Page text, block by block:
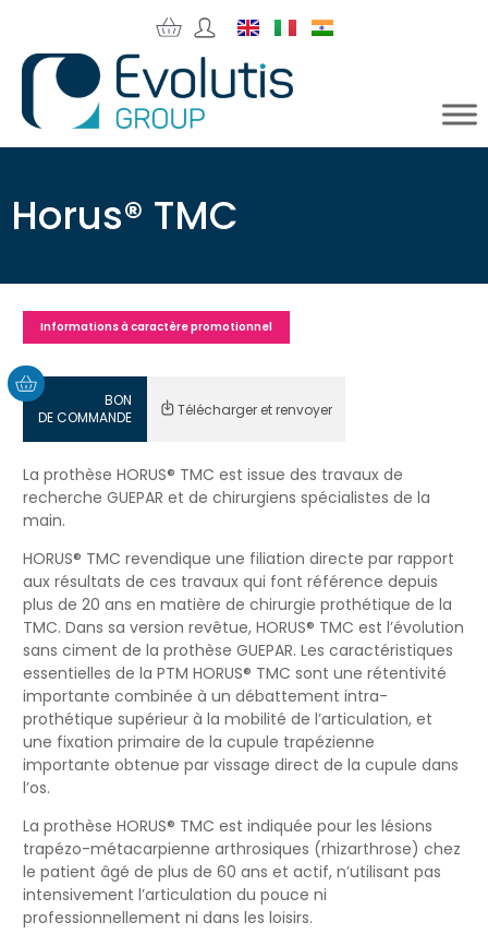
Horus® TMC
Informations à caractère promotionnel
BON
DE COMMANDE
Télécharger et renvoyer
La prothèse HORUS® TMC est issue des travaux de
recherche GUEPAR et de chirurgiens spécialistes de la
main.
HORUS® TMC revendique une filiation directe par rapport
aux résultats de ces travaux qui font référence depuis
plus de 20 ans en matière de chirurgie prothétique de la
TMC. Dans sa version revêtue, HORUS® TMC est l’évolution
sans ciment de la prothèse GUEPAR. Les caractéristiques
essentielles de la PTM HORUS® TMC sont une rétentivité
importante combinée à un débattement intra-
prothétique supérieur à la mobilité de l’articulation, et
une fixation primaire de la cupule trapézienne
importante obtenue par vissage direct de la cupule dans
l’os.
La prothèse HORUS® TMC est indiquée pour les lésions
trapézo-métacarpienne arthrosiques (rhizarthrose) chez
le patient âgé de plus de 60 ans et actif, n’utilisant pas
intensivement l’articulation du pouce ni
professionnellement ni dans les loisirs.